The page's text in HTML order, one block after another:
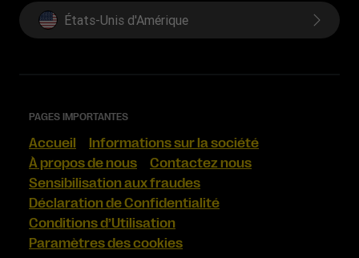
États-Unis d'Amérique
PAGES IMPORTANTES
Accueil
Informations sur la société
À propos de nous
Contactez nous
Sensibilisation aux fraudes
Déclaration de Confidentialité
Conditions d’Utilisation
Paramètres des cookies